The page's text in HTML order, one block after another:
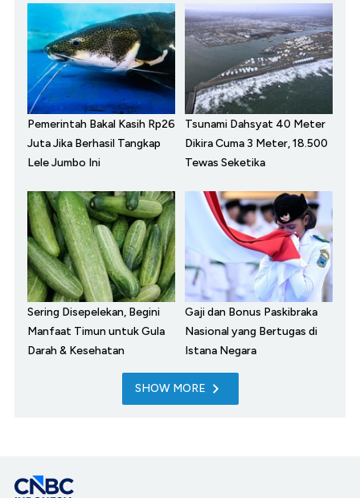
Pemerintah Bakal Kasih Rp26
Juta Jika Berhasil Tangkap
Lele Jumbo Ini
Tsunami Dahsyat 40 Meter
Dikira Cuma 3 Meter, 18.500
Tewas Seketika
Sering Disepelekan, Begini
Manfaat Timun untuk Gula
Darah & Kesehatan
Gaji dan Bonus Paskibraka
Nasional yang Bertugas di
Istana Negara
SHOW MORE